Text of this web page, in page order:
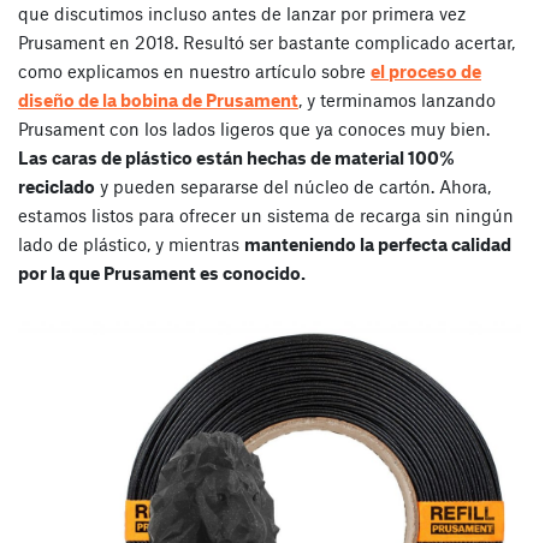
que discutimos incluso antes de lanzar por primera vez
Prusament en 2018. Resultó ser bastante complicado acertar,
como explicamos en nuestro artículo sobre el proceso de
diseño de la bobina de Prusament, y terminamos lanzando
Prusament con los lados ligeros que ya conoces muy bien.
Las caras de plástico están hechas de material 100%
reciclado y pueden separarse del núcleo de cartón. Ahora,
estamos listos para ofrecer un sistema de recarga sin ningún
lado de plástico, y mientras manteniendo la perfecta calidad
por la que Prusament es conocido.